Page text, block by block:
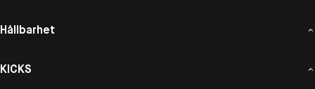
Hållbarhet
KICKS